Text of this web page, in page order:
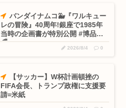
バンダイナムコ🐳『ワルキュー
レの冒険』40周年!銀座で1985年
当時の企画書が特別公開 #博品館
🌈
2026/8/4 0
【サッカー】W杯計画頓挫の
FIFA会長、トランプ政権に支援要
請=米紙